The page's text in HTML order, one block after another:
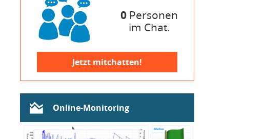
0 Personen
im Chat.
Jetzt mitchatten!
Online-Monitoring